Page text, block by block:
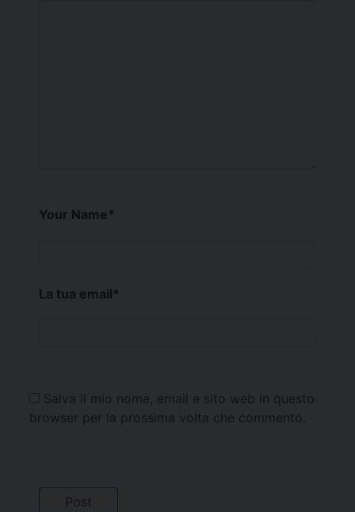
Your Name*
La tua email*
Salva il mio nome, email e sito web in questo
browser per la prossima volta che commento.